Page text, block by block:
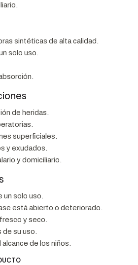
sintéticas de alta calidad.
solo uso.
de heridas.
superficiales.
y exudados.
y domiciliario.
solo uso.
está abierto o deteriorado.
y seco.
su uso.
de los niños.